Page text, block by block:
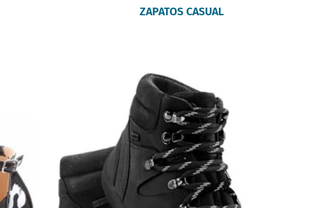
ZAPATOS CASUAL